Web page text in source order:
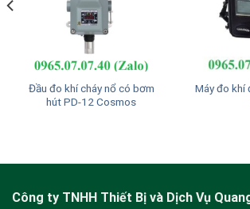
Đầu đo khí cháy nổ có bơm
hút PD-12 Cosmos
Máy đo khí
Công ty TNHH Thiết Bị và Dịch Vụ